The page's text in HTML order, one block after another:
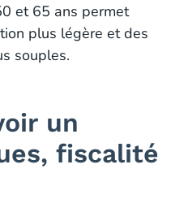
et 65 ans permet
plus légère et des
souples.
un
fiscalité